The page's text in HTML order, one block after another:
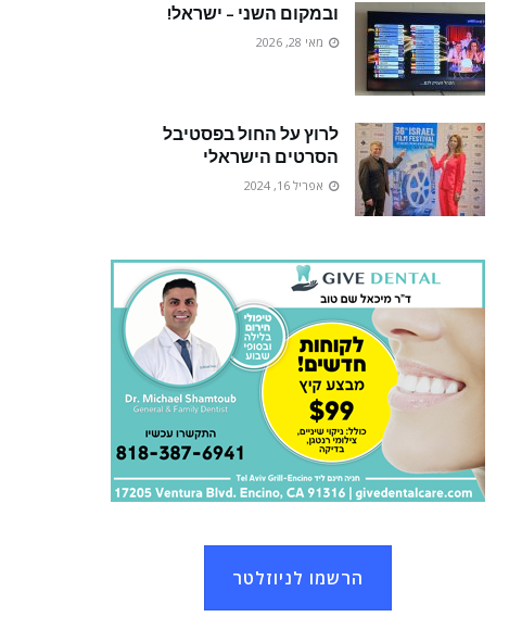
ובמקום השני – ישראל!
מאי 28, 2026
לרוץ על החול בפסטיבל
הסרטים הישראלי
אפריל 16, 2024
הרשמו לניוזלטר